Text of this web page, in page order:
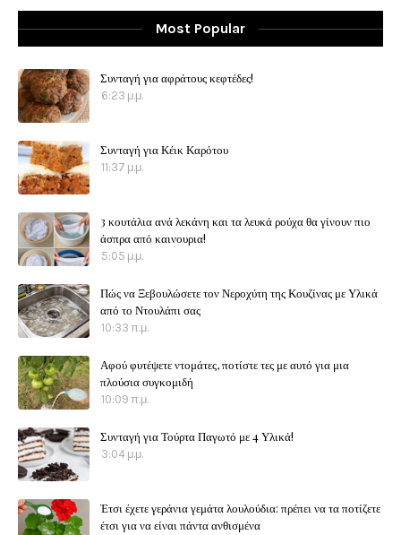
Most Popular
Συνταγή για αφράτους κεφτέδες!
6:23 μ.μ.
Συνταγή για Κέικ Καρότου
11:37 μ.μ.
3 κουτάλια ανά λεκάνη και τα λευκά ρούχα θα γίνουν πιο
άσπρα από καινουρια!
5:05 μ.μ.
Πώς να Ξεβουλώσετε τον Νεροχύτη της Κουζίνας με Υλικά
από το Ντουλάπι σας
10:33 π.μ.
Αφού φυτέψετε ντομάτες, ποτίστε τες με αυτό για μια
πλούσια συγκομιδή
10:09 π.μ.
Συνταγή για Τούρτα Παγωτό με 4 Υλικά!
3:04 μ.μ.
Έτσι έχετε γεράνια γεμάτα λουλούδια: πρέπει να τα ποτίζετε
έτσι για να είναι πάντα ανθισμένα